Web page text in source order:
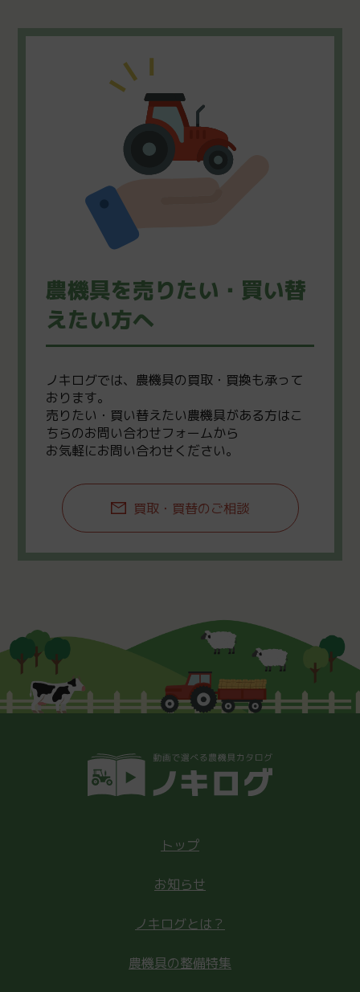
農機具を売りたい・買い替
えたい方へ
ノキログでは、農機具の買取・買換も承って
おります。
売りたい・買い替えたい農機具がある方はこ
ちらのお問い合わせフォームから
お気軽にお問い合わせください。
買取・買替のご相談
トップ
お知らせ
ノキログとは？
農機具の整備特集